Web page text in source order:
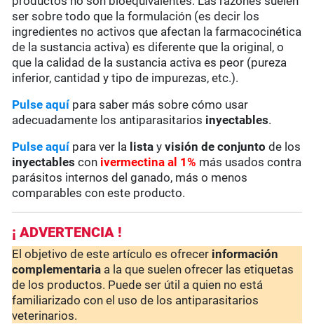
ser sobre todo que la formulación (es decir los
ingredientes no activos que afectan la farmacocinética
de la sustancia activa) es diferente que la original, o
que la calidad de la sustancia activa es peor (pureza
inferior, cantidad y tipo de impurezas, etc.).
Pulse aquípara saber más sobre cómo usar
adecuadamente los antiparasitarios inyectables.
Pulse aquí para ver la lista yvisión de conjunto de los
inyectables con ivermectina al 1% más usados contra
parásitos internos del ganado, más o menos
comparables con este producto.
¡ ADVERTENCIA !
El objetivo de este artículo es ofrecer información
complementaria a la que suelen ofrecer las etiquetas
de los productos. Puede ser útil a quien no está
familiarizado con el uso de los antiparasitarios
veterinarios.